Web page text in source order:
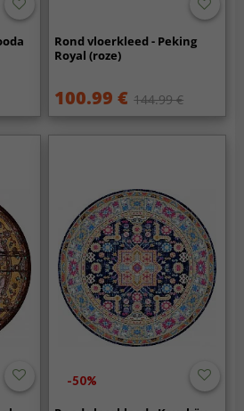
Rond vloerkleed - Peking
Royal (roze)
100.99 € 144.99 €
-50%